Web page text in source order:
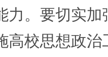
力。要切实
高校思想政